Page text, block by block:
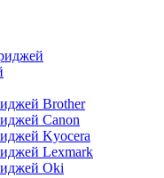
Brother
Canon
Kyocera
Lexmark
Oki